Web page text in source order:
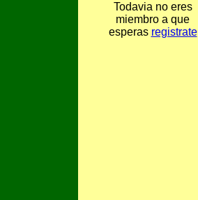
Todavia no eres
miembro a que
esperas registrate